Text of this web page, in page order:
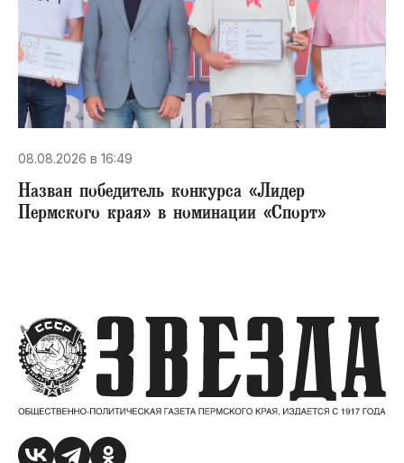
08.08.2026 в 16:49
Назван победитель конкурса «Лидер
Пермского края» в номинации «Спорт»